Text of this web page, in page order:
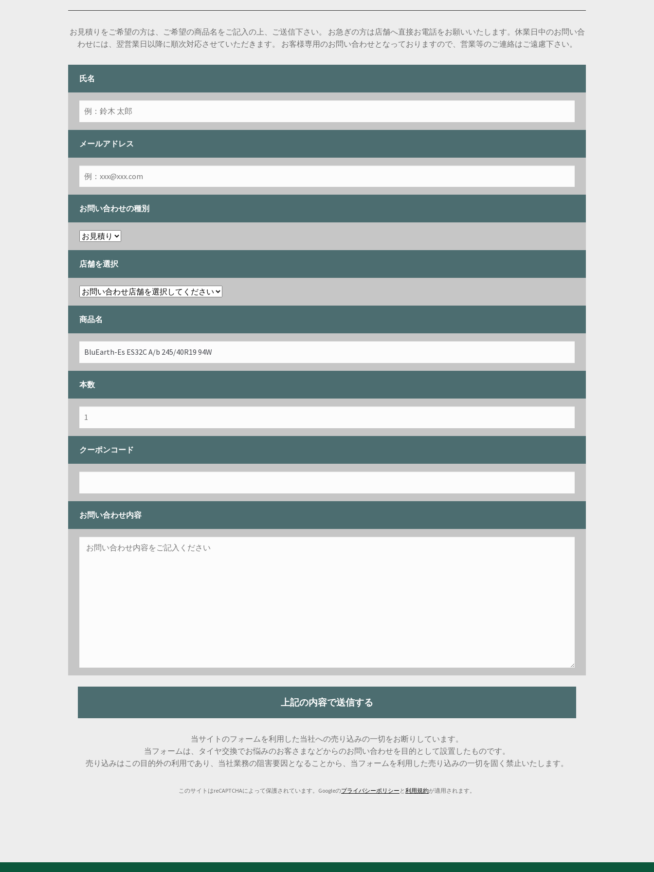
お見積りをご希望の方は、ご希望の商品名をご記入の上、ご送信下さい。 お急ぎの方は店舗へ直接お電話をお願いいたします。休業日中のお問い合
わせには、翌営業日以降に順次対応させていただきます。 お客様専用のお問い合わせとなっておりますので、営業等のご連絡はご遠慮下さい。
氏名
メールアドレス
お問い合わせの種別
店舗を選択
商品名
本数
クーポンコード
お問い合わせ内容
当サイトのフォームを利用した当社への売り込みの一切をお断りしています。
当フォームは、タイヤ交換でお悩みのお客さまなどからのお問い合わせを目的として設置したものです。
売り込みはこの目的外の利用であり、当社業務の阻害要因となることから、当フォームを利用した売り込みの一切を固く禁止いたします。
このサイトはreCAPTCHAによって保護されています。Googleのプライバシーポリシー と 利用規約が適用されます。